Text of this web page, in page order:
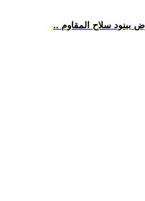
ببنود سلاح المقاوم